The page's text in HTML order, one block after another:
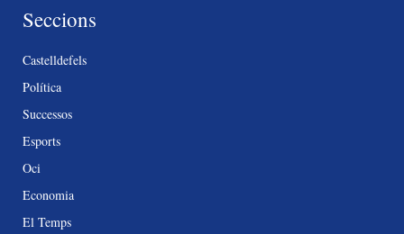
Seccions
Castelldefels
Política
Successos
Esports
Oci
Economia
El Temps